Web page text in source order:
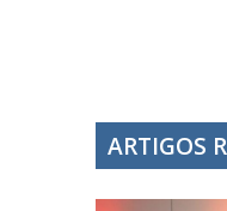
ARTIGOS